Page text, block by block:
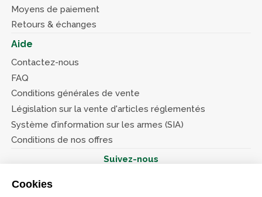
Cookies
Moyens de paiement
Retours & échanges
Aide
Contactez-nous
FAQ
Conditions générales de vente
Législation sur la vente d'articles réglementés
Système d’information sur les armes (SIA)
Conditions de nos offres
Suivez-nous